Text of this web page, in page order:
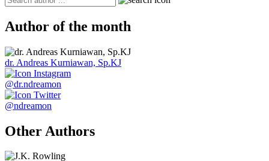
Author of the month
dr. Andreas Kurniawan, Sp.KJ
@dr.ndreamon
@ndreamon
Other Authors